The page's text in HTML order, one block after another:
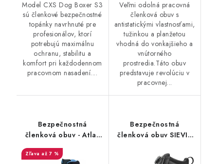
Model CXS Dog Boxer S3
sú členkové bezpečnostné
topánky navrhnuté pre
profesionálov, ktorí
potrebujú maximálnu
ochranu, stabilitu a
komfort pri každodennom
pracovnom nasadení....
Veľmi odolná pracovná
členková obuv s
antistatickými vlastnosťami,
tužinkou a planžetou
vhodná do vonkajšieho a
vnútorného
prostredia.Táto obuv
predstavuje revolúciu v
pracovnej...
Bezpečnostná
členková obuv - Atlas
Duo Soft 725 S3 SRC
HI HRO 36909
až 7 %
Bezpečnostná
členková obuv SIEVI -
BOA